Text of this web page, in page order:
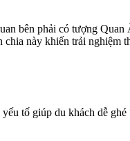
bên phải có tượng
này khiến trải nghiệm
tố giúp du khách dễ